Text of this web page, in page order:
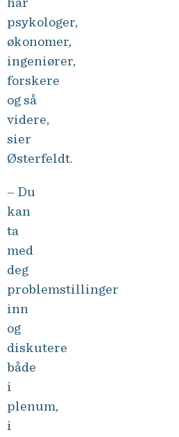
psykologer,
økonomer,
ingeniører,
forskere
og så
videre,
sier
Østerfeldt.
– Du
kan
ta
med
deg
problemstillinger
inn
og
diskutere
både
i
plenum,
i